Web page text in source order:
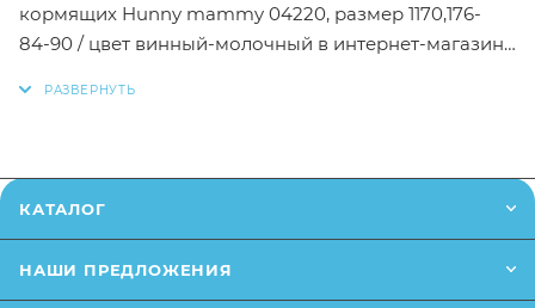
кормящих Hunny mammy 04220, размер 1170,176-
84-90 / цвет винный-молочный в интернет-магазине
Заказанный товар может незначительно отличаться
сайте (например, оттенки цветов, незначительные
КАТАЛОГ
НАШИ ПРЕДЛОЖЕНИЯ